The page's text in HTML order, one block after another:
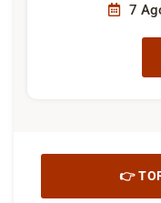
7
👉